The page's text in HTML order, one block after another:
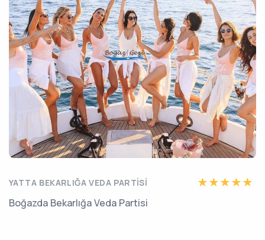
YATTA BEKARLIĞA VEDA PARTISI
Boğazda Bekarlığa Veda Partisi